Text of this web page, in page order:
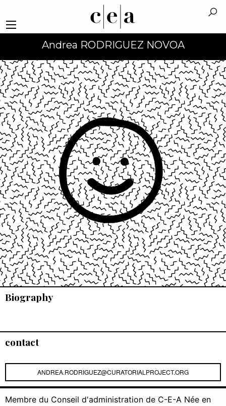
Andrea RODRIGUEZ NOVOA
Biography
contact
ANDREA.RODRIGUEZ@CURATORIALPROJECT.ORG
Membre du Conseil d'administration de C-E-A Née en